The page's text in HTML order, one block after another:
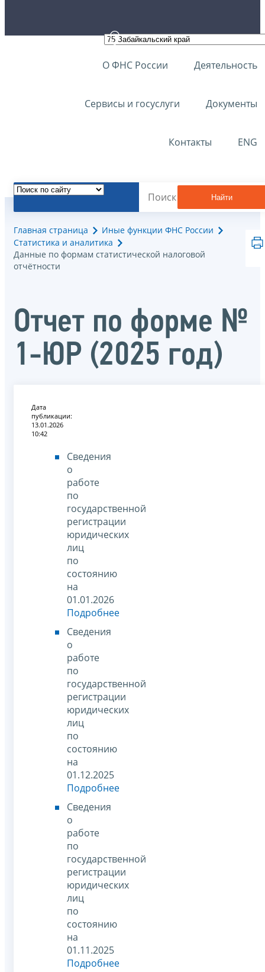
О ФНС России Деятельность
Сервисы и госуслуги Документы
Контакты ENG
Найти
Главная страница
Иные функции ФНС России
Статистика и аналитика
Данные по формам статистической налоговой
отчётности
Отчет по форме №
1-ЮР (2025 год)
Дата
публикации:
13.01.2026
10:42
Сведения
о
работе
по
государственной
регистрации
юридических
лиц
по
состоянию
на
01.01.2026
Подробнее
Сведения
о
работе
по
государственной
регистрации
юридических
лиц
по
состоянию
на
01.12.2025
Подробнее
Сведения
о
работе
по
государственной
регистрации
юридических
лиц
по
состоянию
на
01.11.2025
Подробнее